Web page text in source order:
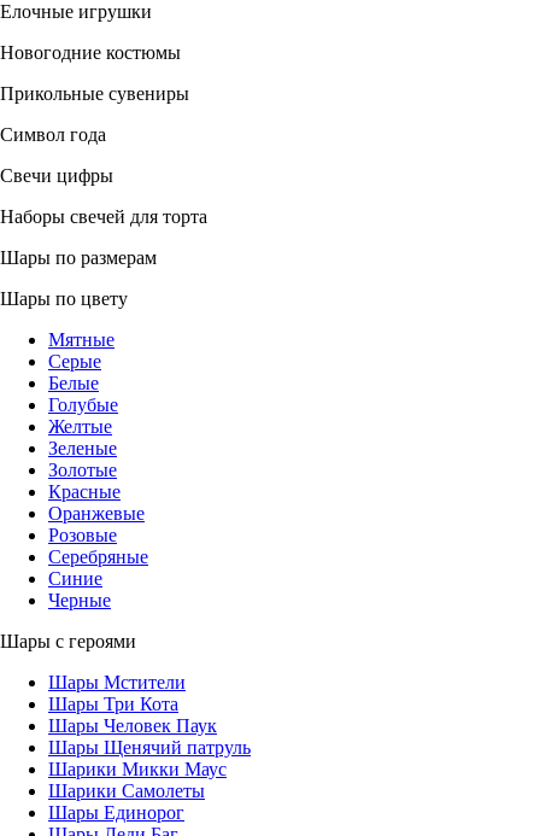
Елочные игрушки
Новогодние костюмы
Прикольные сувениры
Символ года
Свечи цифры
Наборы свечей для торта
Шары по размерам
Шары по цвету
Мятные
Серые
Белые
Голубые
Желтые
Зеленые
Золотые
Красные
Оранжевые
Розовые
Серебряные
Синие
Черные
Шары с героями
Шары Мстители
Шары Три Кота
Шары Человек Паук
Шары Щенячий патруль
Шарики Микки Маус
Шарики Самолеты
Шары Единорог